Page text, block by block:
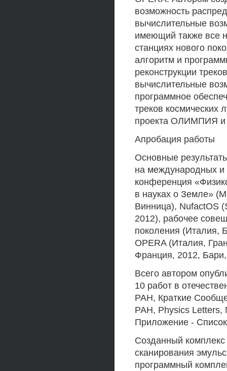
возможность
вычислительные
имеющий также все
станциях нового
алгоритм и
реконструкции
вычислительные
программное
треков космических
проекта ОЛИМПИЯ и
Апробация работы
Основные
на международных
конференция
в науках о Земле»
Винница), NufactOS
2012), рабочее
поколения (Италия,
OPERA (Италия,
Франция, 2012,
Всего автором
10 работ в
РАН, Краткие
РАН, Physics Letters,
Приложение -
Созданный
сканирования
программный